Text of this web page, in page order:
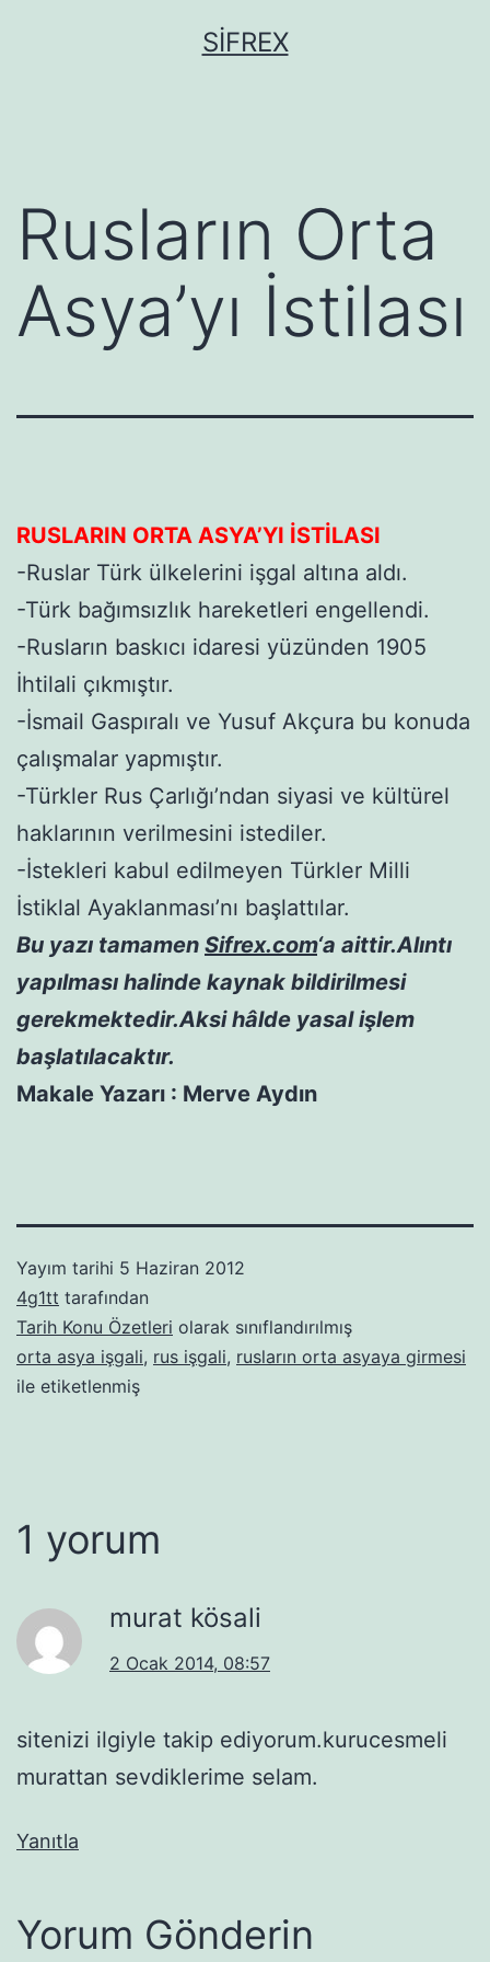
SIFREX
Rusların Orta
Asya’yı İstilası
RUSLARIN ORTA ASYA’YI İSTİLASI
-Ruslar Türk ülkelerini işgal altına aldı.
-Türk bağımsızlık hareketleri engellendi.
-Rusların baskıcı idaresi yüzünden 1905
İhtilali çıkmıştır.
-İsmail Gaspıralı ve Yusuf Akçura bu konuda
çalışmalar yapmıştır.
-Türkler Rus Çarlığı’ndan siyasi ve kültürel
haklarının verilmesini istediler.
-İstekleri kabul edilmeyen Türkler Milli
İstiklal Ayaklanması’nı başlattılar.
Bu yazı tamamen Sifrex.com‘a aittir.Alıntı
yapılması halinde kaynak bildirilmesi
gerekmektedir.Aksi hâlde yasal işlem
başlatılacaktır.
Makale Yazarı : Merve Aydın
Yayım tarihi 5 Haziran 2012
4g1tt tarafından
Tarih Konu Özetleri olarak sınıflandırılmış
orta asya işgali, rus işgali, rusların orta asyaya girmesi
ile etiketlenmiş
1 yorum
murat kösali
2 Ocak 2014, 08:57
sitenizi ilgiyle takip ediyorum.kurucesmeli
murattan sevdiklerime selam.
Yanıtla
Yorum Gönderin